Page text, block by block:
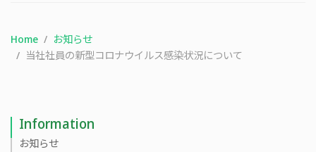
Home
お知らせ
当社社員の新型コロナウイルス感染状況について
Information
お知らせ